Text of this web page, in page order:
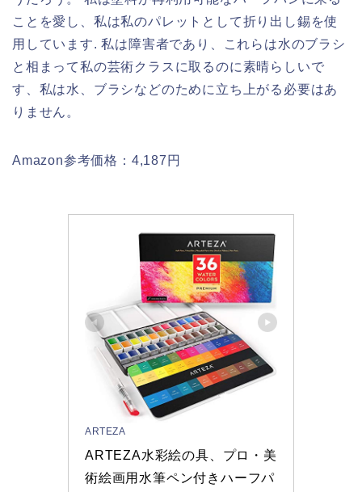
ことを愛し、私は私のパレットとして折り出し錫を使
用しています. 私は障害者であり、これらは水のブラシ
と相まって私の芸術クラスに取るのに素晴らしいで
す、私は水、ブラシなどのために立ち上がる必要はあ
りません。
Amazon参考価格：4,187円
ARTEZA
ARTEZA水彩絵の具、プロ・美
術絵画用水筆ペン付きハーフパ